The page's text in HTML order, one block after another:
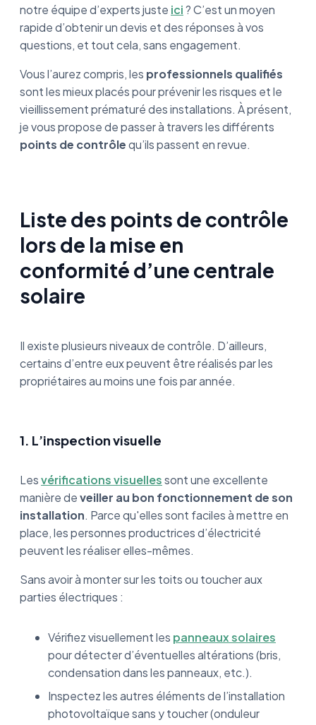
notre équipe d’experts juste ici? C’est un moyen
rapide d’obtenir un devis et des réponses à vos
questions, et tout cela, sans engagement.
Vous l’aurez compris, les professionnels qualifiés
sont les mieux placés pour prévenir les risques et le
vieillissement prématuré des installations. À présent,
je vous propose de passer à travers les différents
points de contrôlequ’ils passent en revue.
Liste des points de contrôle
lors de la mise en
conformité d’une centrale
solaire
Il existe plusieurs niveaux de contrôle. D’ailleurs,
certains d’entre eux peuvent être réalisés par les
propriétaires au moins une fois par année.
1. L’inspection visuelle
Lesvérifications visuellessont une excellente
manière deveiller au bon fonctionnement de son
installation. Parce qu'elles sont faciles à mettre en
place, les personnes productrices d’électricité
peuvent les réaliser elles-mêmes.
Sans avoir à monter sur les toits ou toucher aux
parties électriques :
Vérifiez visuellement les panneaux solaires
pour détecter d’éventuelles altérations (bris,
condensation dans les panneaux, etc.).
Inspectez les autres éléments de l’installation
photovoltaïque sans y toucher (onduleur